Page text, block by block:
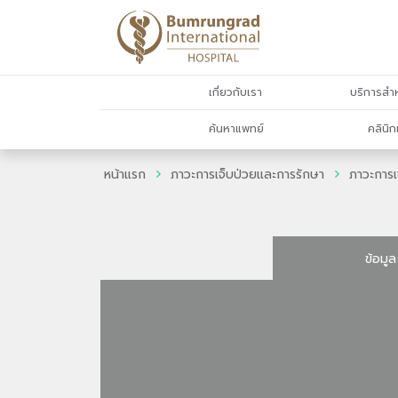
เกี่ยวกับเรา บริการส
ค้นหาแพทย์ คลินิก
หน้าแรก ภาวะการเจ็บป่วยและการรักษา ภาวะกา
ข้อมูล